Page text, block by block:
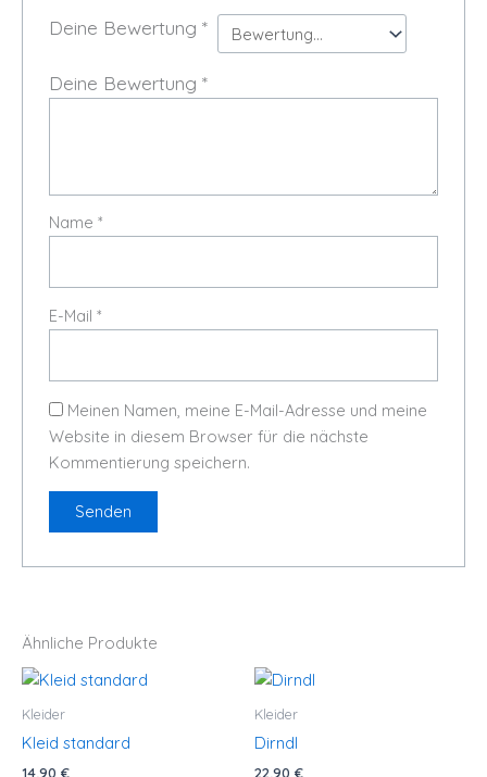
Deine Bewertung*
Deine Bewertung*
Name*
E-Mail*
Meinen Namen, meine E-Mail-Adresse und meine
Website in diesem Browser für die nächste
Kommentierung speichern.
Ähnliche Produkte
Kleider
Kleid standard
14,90 €
Kleid
standard
Kleider
Dirndl
22,90 €
Dirndl
Menge